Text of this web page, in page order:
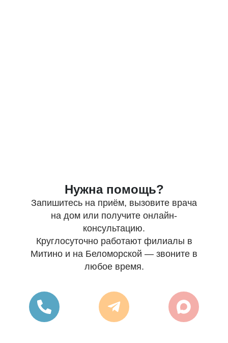
Нужна помощь?
Запишитесь на приём, вызовите врача
на дом или получите онлайн-
консультацию.
Круглосуточно работают филиалы в
Митино и на Беломорской — звоните в
любое время.